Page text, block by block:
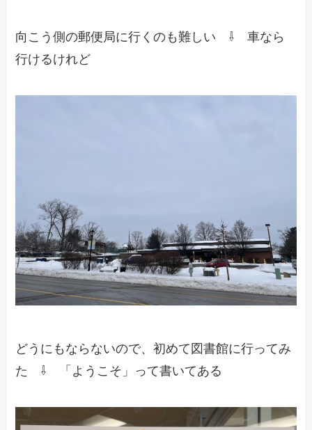
向こう側の郵便局に行くのも難しい ⇩ 車なら
行けるけれど
どうにもならないので、初めて図書館に行ってみ
た ⇩ 「ようこそ」って書いてある